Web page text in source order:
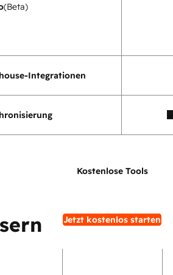
(Beta)
Integrationen
Jetzt kostenlos starten